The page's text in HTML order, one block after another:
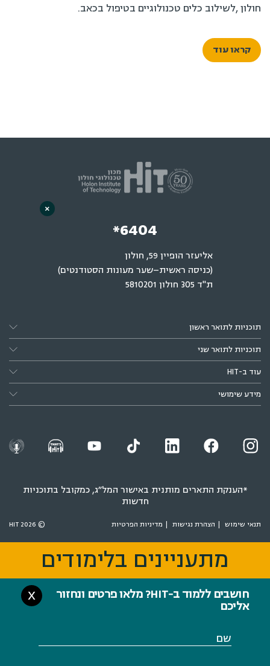
חולון ,לשילוב כלים טכנולוגיים בטיפול בכאב.
קראו עוד
*6404
אליעזר הופיין 59, חולון
(כניסה ראשית–שער מעונות הסטודנטים)
ת"ד 305 חולון 5810201
תוכניות לתואר ראשון
תוכניות לתואר שני
עוד ב-HIT
מידע שימושי
*הענקת התארים מותנית באישור המל״ג, כמקובל בתוכניות
חדשות
תנאי שימוש הצהרת נגישות מדיניות הפרטיות © 2026 HIT
מתעניינים בלימודים
חושבים ללמוד ב-HIT? מלאו פרטים ונחזור
אליכם
X
שם
מתעניינים בלימודים
×